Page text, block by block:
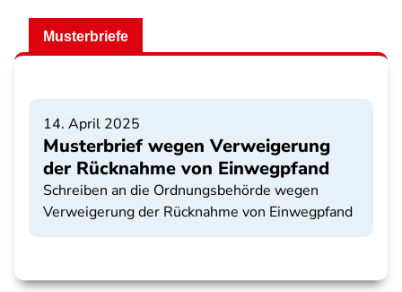
Musterbriefe
14. April 2025
Musterbrief wegen Verweigerung
der Rücknahme von Einwegpfand
Schreiben an die Ordnungsbehörde wegen
Verweigerung der Rücknahme von Einwegpfand